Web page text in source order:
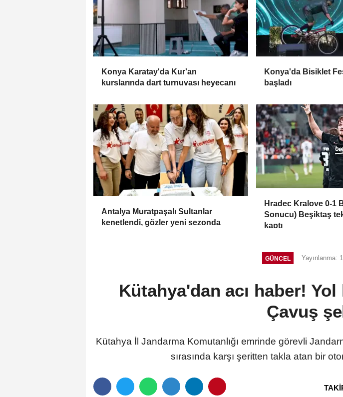
Konya Karatay'da Kur'an
kurslarında dart turnuvası heyecanı
Konya'da Bisiklet
başladı
Antalya Muratpaşalı Sultanlar
kenetlendi, gözler yeni sezonda
Hradec Kralove 0-1
Sonucu) Beşiktaş
kaptı
GÜNCEL Yayınlanma:
Kütahya'dan acı haber!
Çavuş
Kütahya İl Jandarma Komutanlığı emrinde görevli
sırasında karşı şeritten takla atan bir